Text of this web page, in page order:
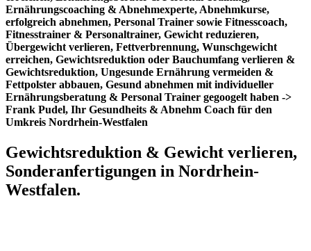
Ernährungscoaching & Abnehmexperte, Abnehmkurse,
erfolgreich abnehmen, Personal Trainer sowie Fitnesscoach,
Fitnesstrainer & Personaltrainer, Gewicht reduzieren,
Übergewicht verlieren, Fettverbrennung, Wunschgewicht
erreichen, Gewichtsreduktion oder Bauchumfang verlieren &
Gewichtsreduktion, Ungesunde Ernährung vermeiden &
Fettpolster abbauen, Gesund abnehmen mit individueller
Ernährungsberatung & Personal Trainer gegoogelt haben ->
Frank Pudel, Ihr Gesundheits & Abnehm Coach für den
Umkreis Nordrhein-Westfalen
Gewichtsreduktion & Gewicht verlieren,
Sonderanfertigungen in Nordrhein-
Westfalen.